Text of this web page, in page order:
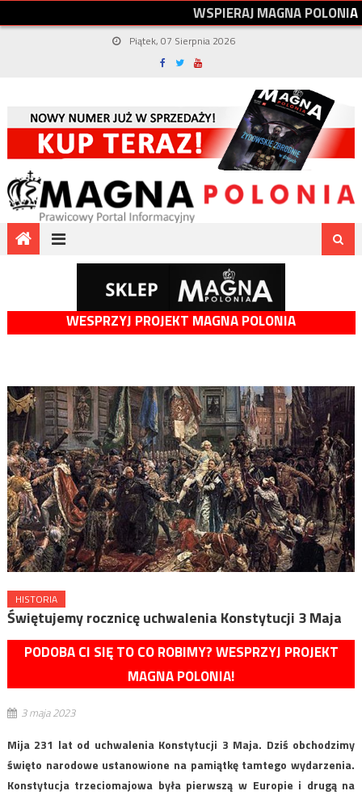
WSPIERAJMAGNAPOLONIA
Piątek, 07 Sierpnia 2026
WESPRZYJ PROJEKT MAGNA POLONIA
HISTORIA
Świętujemy rocznicę uchwalenia Konstytucji 3 Maja
PODOBA CI SIĘ TO CO ROBIMY? WESPRZYJ PROJEKT
MAGNA POLONIA!
3 maja 2023
Mija 231 lat od uchwalenia Konstytucji 3 Maja. Dziś obchodzimy
święto narodowe ustanowione na pamiątkę tamtego wydarzenia.
Konstytucja trzeciomajowa była pierwszą w Europie i drugą na